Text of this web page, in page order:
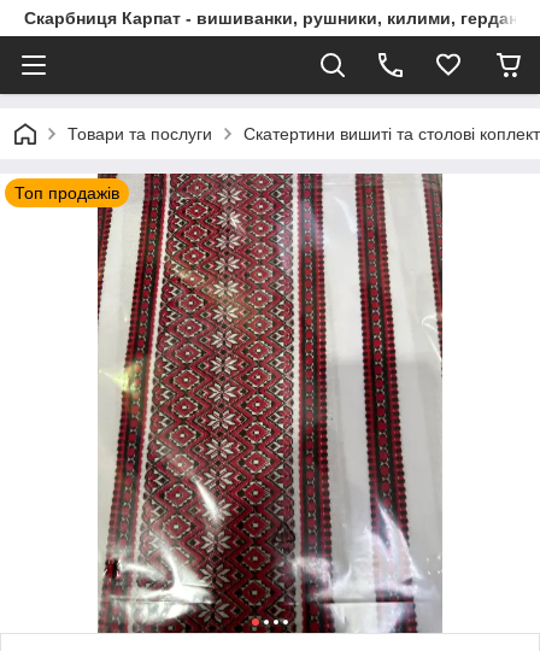
Скарбниця Карпат - вишиванки, рушники, килими, гердани,
Товари та послуги Скатертини вишиті та столові
Топ продажів